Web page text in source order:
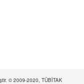
© 2009-2020, TÜBİTAK